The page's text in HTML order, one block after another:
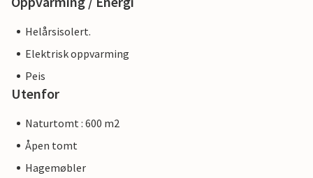
Helårsisolert.
Elektrisk oppvarming
Peis
Utenfor
Naturtomt : 600 m2
Åpen tomt
Hagemøbler